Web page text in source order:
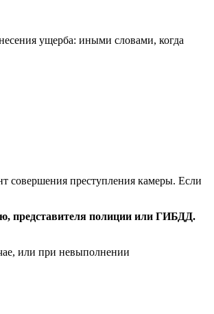
ущерба: иными словами, когда
совершения преступления камеры. Если
представителя полиции или ГИБДД.
или при невыполнении